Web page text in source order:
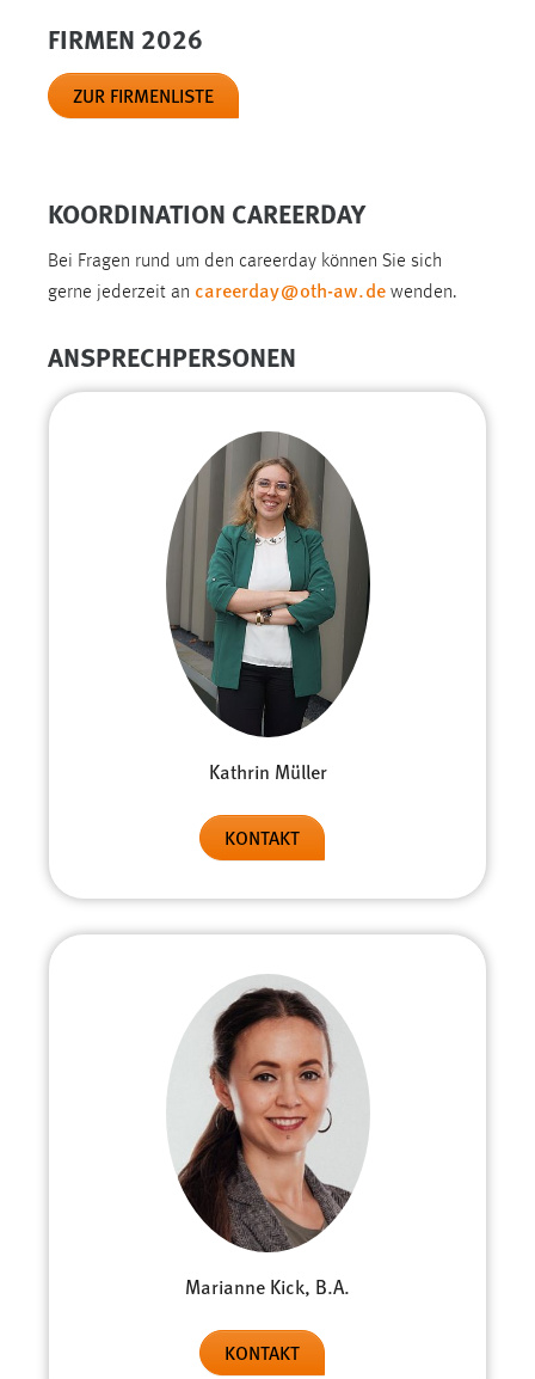
FIRMEN 2026
ZUR FIRMENLISTE
KOORDINATION CAREERDAY
Bei Fragen rund um den careerday können Sie sich
gerne jederzeit an careerday@oth-aw.de wenden.
ANSPRECHPERSONEN
Kathrin Müller
KONTAKT
Marianne Kick, B.A.
KONTAKT
Cookie Laufzeit:
Marketing Cookies werden von Drittanbietern
Sie tun dies, indem sie Besucher über Websites
hinweg verfolgen.
Google Ads
Name:
Google Ireland Limited
Conversion-Tracking
Cookie Laufzeit:
Facebook Pixel
EXTERNE MEDIEN
Um Inhalte von Videoplattformen und Social Media
Plattformen anzeigen zu können, werden von diesen
externen Medien Cookies gesetzt.